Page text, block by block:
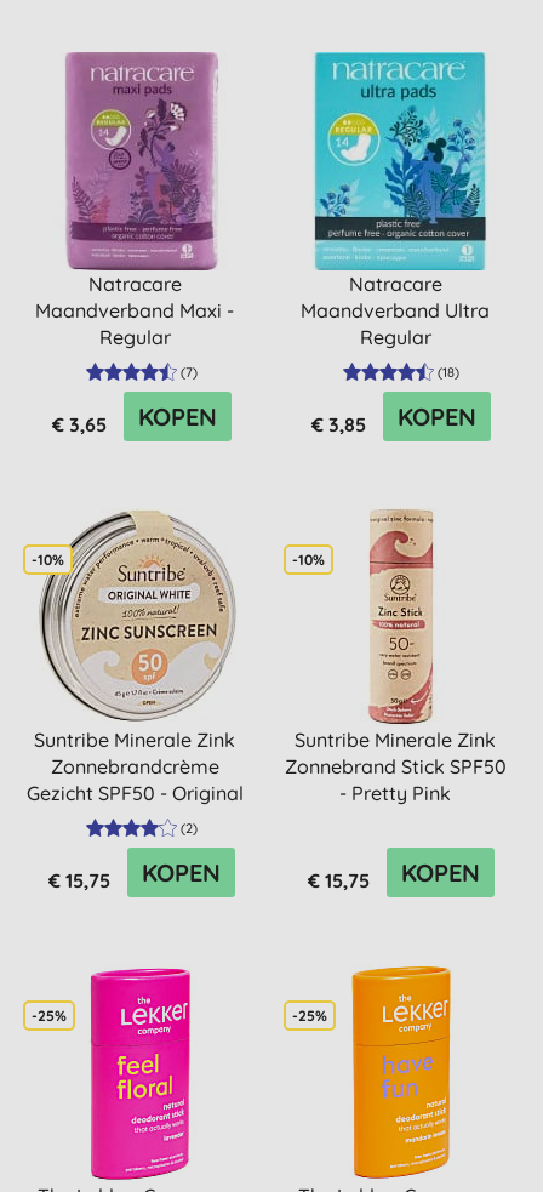
Natracare
Maandverband Maxi -
Regular
(7)
€ 3,65 KOPEN
Natracare
Maandverband Ultra
Regular
(18)
€ 3,85 KOPEN
-10%
Suntribe Minerale Zink
Zonnebrandcrème
Gezicht SPF50 - Original
Whi...
(2)
€ 15,75 KOPEN
-10%
Suntribe Minerale Zink
Zonnebrand Stick SPF50
- Pretty Pink
€ 15,75 KOPEN
-25% -25%